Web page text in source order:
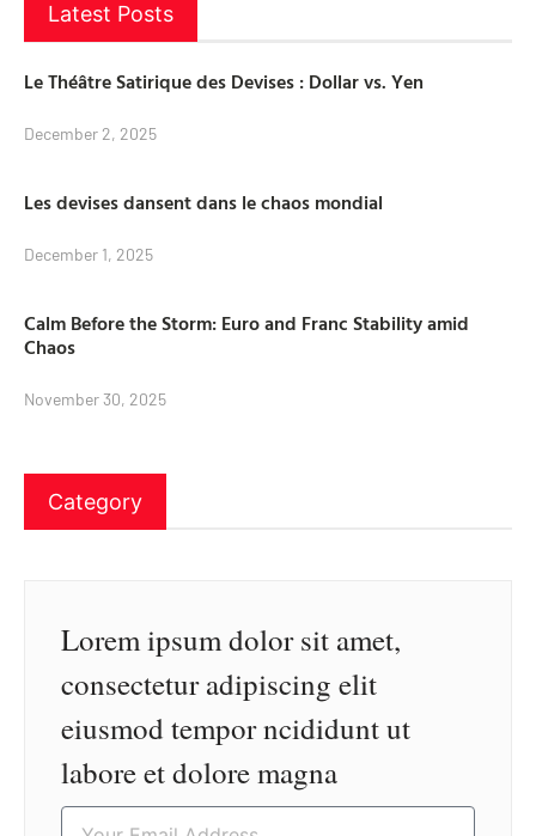
Latest Posts
Le Théâtre Satirique des Devises : Dollar vs. Yen
December 2, 2025
Les devises dansent dans le chaos mondial
December 1, 2025
Calm Before the Storm: Euro and Franc Stability amid
Chaos
November 30, 2025
Category
Lorem ipsum dolor sit amet,
consectetur adipiscing elit
eiusmod tempor ncididunt ut
labore et dolore magna